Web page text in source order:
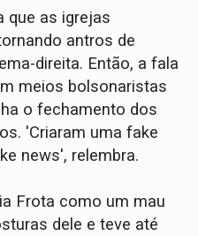
que as igrejas
antros de
direita. Então, a fala
meios bolsonaristas
o fechamento dos
'Criaram uma fake
news', relembra.
Frota como um mau
dele e teve até